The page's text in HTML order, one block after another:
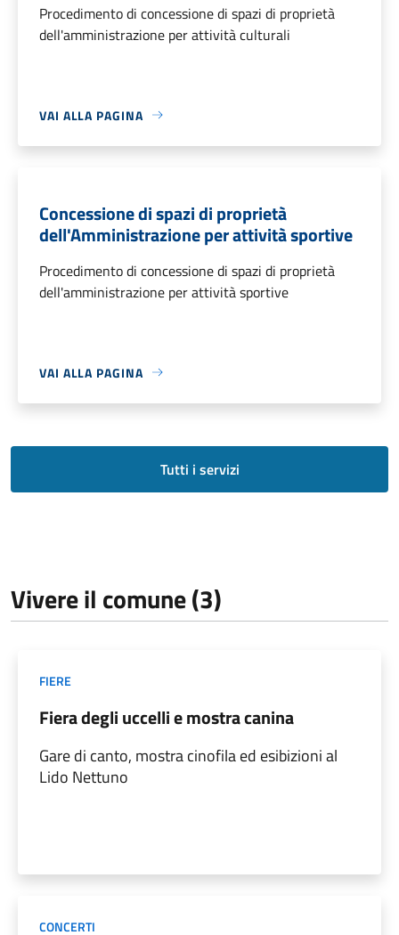
Procedimento di concessione di spazi di proprietà
dell'amministrazione per attività culturali
VAI ALLA PAGINA
Concessione di spazi di proprietà
dell'Amministrazione per attività sportive
Procedimento di concessione di spazi di proprietà
dell'amministrazione per attività sportive
VAI ALLA PAGINA
Tutti i servizi
Vivere il comune (3)
FIERE
Fiera degli uccelli e mostra canina
Gare di canto, mostra cinofila ed esibizioni al
Lido Nettuno
CONCERTI